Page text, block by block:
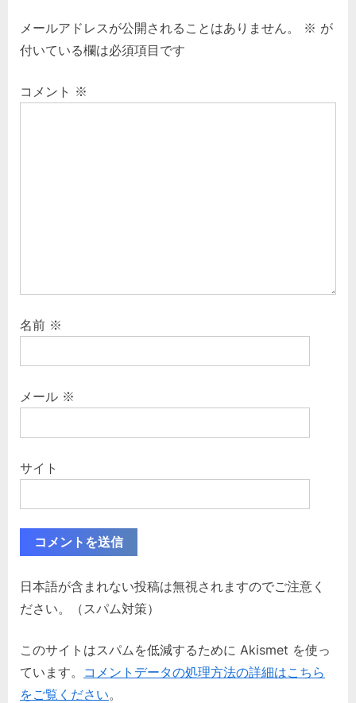
ナ
ビ
ゲ
o
s
P
o
t
メールアドレスが公開されることはありません。 ※ が
付いている欄は必須項目です
コメント ※
名前 ※
メール ※
サイト
日本語が含まれない投稿は無視されますのでご注意く
ださい。（スパム対策）
このサイトはスパムを低減するために Akismet を使っ
ています。 コメントデータの処理方法の詳細はこちら
をご覧ください。